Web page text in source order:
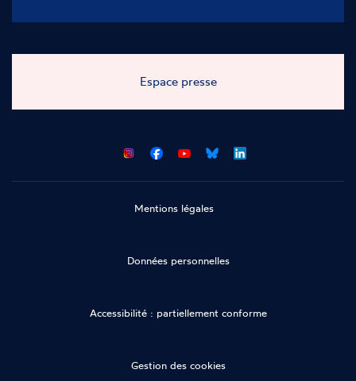
Espace presse
FacebookYoutubeBlueskyLinkedIn
Mentions légales